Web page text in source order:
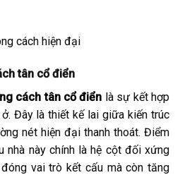
tân cổ điển
cách tân cổ điển là sự kết hợp
Đây là thiết kế lai giữa kiến trúc
nét hiện đại thanh thoát. Điểm
nhà này chính là hệ cột đối xứng
vai trò kết cấu mà còn tăng